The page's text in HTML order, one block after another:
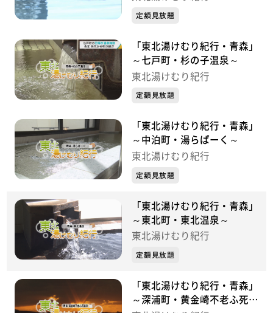
定額見放題
「東北湯けむり紀行・青森」
～七戸町・杉の子温泉～
東北湯けむり紀行
定額見放題
「東北湯けむり紀行・青森」
～中泊町・湯らぱーく～
東北湯けむり紀行
定額見放題
「東北湯けむり紀行・青森」
～東北町・東北温泉～
東北湯けむり紀行
定額見放題
「東北湯けむり紀行・青森」
～深浦町・黄金崎不老ふ死温